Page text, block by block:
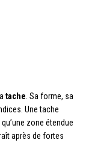
tache . Sa forme, sa
Une tache
zone étendue
après de fortes